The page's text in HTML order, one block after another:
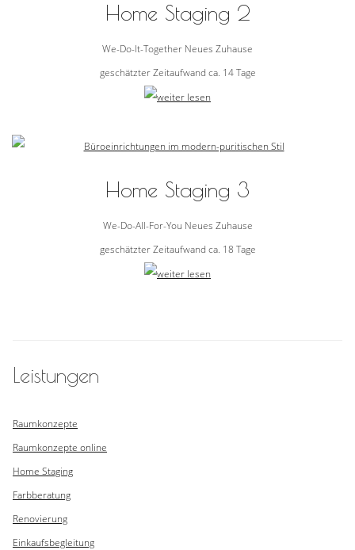
Home Staging 2
We-Do-It-Together Neues Zuhause
geschätzter Zeitaufwand ca. 14 Tage
Home Staging 3
We-Do-All-For-You Neues Zuhause
geschätzter Zeitaufwand ca. 18 Tage
Leistungen
Raumkonzepte
Raumkonzepte online
Home Staging
Farbberatung
Renovierung
Einkaufsbegleitung